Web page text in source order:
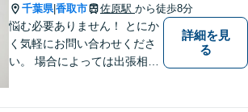
千葉県|香取市 佐原駅 から徒歩8分
悩む必要ありません！ とにか
く気軽にお問い合わせくださ
い。 場合によっては出張相談
詳細を見
る